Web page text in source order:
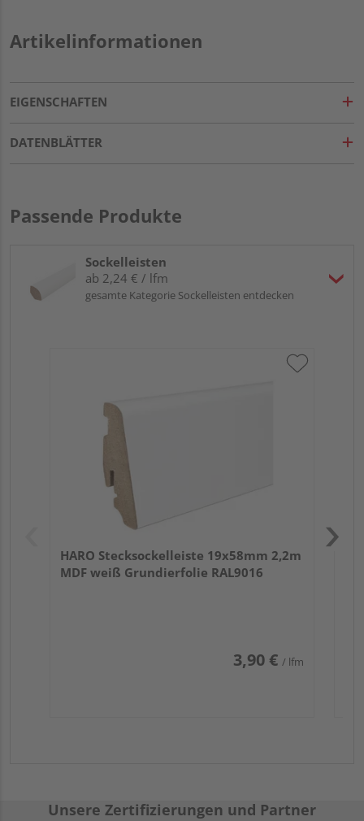
Artikelinformationen
EIGENSCHAFTEN
DATENBLÄTTER
Passende Produkte
Sockelleisten
ab 2,24 € / lfm
gesamte Kategorie Sockelleisten entdecken
HARO Stecksockelleiste 19x58mm 2,2m
MDF weiß Grundierfolie RAL9016
3,90 € / lfm
Unsere Zertifizierungen und Partner